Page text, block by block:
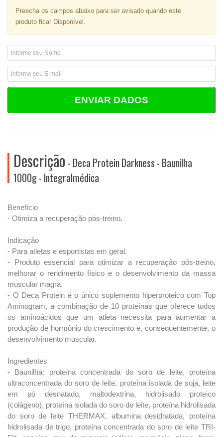
Preecha os campos abaixo para ser avisado quando este
produto ficar Disponível.
ENVIAR DADOS
Descrição - Deca Protein Darkness - Baunilha
1000g - Integralmédica
Benefício
- Otimiza a recuperação pós-treino.
Indicação
- Para atletas e esportistas em geral.
- Produto essencial para otimizar a recuperação pós-treino,
melhorar o rendimento físico e o desenvolvimento da massa
muscular magra.
- O Deca Protein é o único suplemento hiperproteico com Top
Aminogram, a combinação de 10 proteínas que oferece todos
os aminoácidos que um atleta necessita para aumentar a
produção de hormônio do crescimento e, consequentemente, o
desenvolvimento muscular.
Ingredientes
- Baunilha: proteína concentrada do soro de leite, proteína
ultraconcentrada do soro de leite, proteína isolada de soja, leite
em pó desnatado, maltodextrina, hidrolisado proteico
(colágeno), proteína isolada do soro de leite, proteína hidrolisada
do soro de leite THERMAX, albumina desidratada, proteína
hidrolisada de trigo, proteína concentrada do soro de leite TRI-